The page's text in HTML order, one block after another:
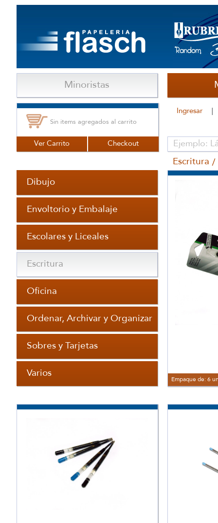
Minoristas
Sin items agregados al carrito
Ver Carrito Checkout
Dibujo
Envoltorio y Embalaje
Escolares y Liceales
Escritura
Oficina
Ordenar, Archivar y Organizar
Sobres y Tarjetas
Varios
Ingresar
Escritura
Empaque de: 6